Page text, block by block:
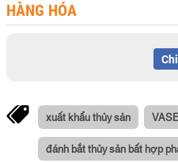
HÀNG HÓA
xuất khẩu thủy sản
đánh bắt thủy sản bất hợp